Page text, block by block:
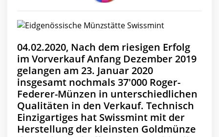
04.02.2020, Nach dem riesigen Erfolg
im Vorverkauf Anfang Dezember 2019
gelangen am 23. Januar 2020
insgesamt nochmals 37'000 Roger-
Federer-Münzen in unterschiedlichen
Qualitäten in den Verkauf. Technisch
Einzigartiges hat Swissmint mit der
Herstellung der kleinsten Goldmünze